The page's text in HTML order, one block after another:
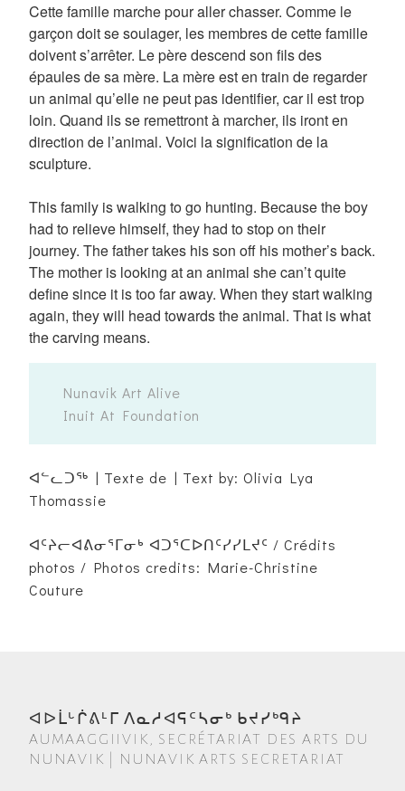
Cette famille marche pour aller chasser. Comme le
garçon doit se soulager, les membres de cette famille
doivent s’arrêter. Le père descend son fils des
épaules de sa mère. La mère est en train de regarder
un animal qu’elle ne peut pas identifier, car il est trop
loin. Quand ils se remettront à marcher, ils iront en
direction de l’animal. Voici la signification de la
sculpture.
This family is walking to go hunting. Because the boy
had to relieve himself, they had to stop on their
journey. The father takes his son off his mother’s back.
The mother is looking at an animal she can’t quite
define since it is too far away. When they start walking
again, they will head towards the animal. That is what
the carving means.
Nunavik Art Alive
Inuit At Foundation
ᐊᓪᓚᑐᖅ | Texte de | Text by: Olivia Lya
Thomassie
ᐊᑦᔨᓕᐊᕕᓂᕐᒥᓂᒃ ᐊᑐᕐᑕᐅᑎᑦᓯᓯᒪᔪᑦ / Crédits
photos / Photos credits: Marie-Christine
Couture
ᐊᐅᒫᒡᒌᕕᒻᒥ ᐱᓇᓱᐊᕋᑦᓴᓂᒃ ᑲᔪᓯᒃᑫᔨ
AUMAAGGIIVIK, SECRÉTARIAT DES ARTS DU
NUNAVIK | NUNAVIK ARTS SECRETARIAT